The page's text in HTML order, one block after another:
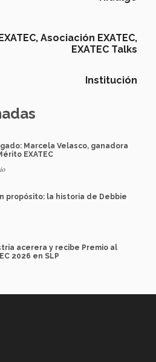
Asociación EXATEC,
EXATEC Talks
Institución
Marcela Velasco, ganadora
EXATEC
propósito: la historia de Debbie
acerera y recibe Premio al
2026 en SLP